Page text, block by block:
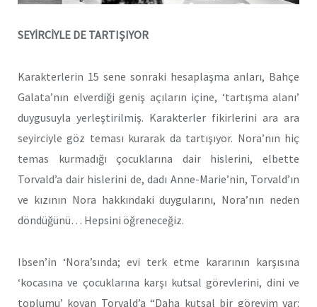
SEYİRCİYLE DE TARTIŞIYOR
Karakterlerin 15 sene sonraki hesaplaşma anları, Bahçe
Galata’nın elverdiği geniş açıların içine, ‘tartışma alanı’
duygusuyla yerleştirilmiş. Karakterler fikirlerini ara ara
seyirciyle göz teması kurarak da tartışıyor. Nora’nın hiç
temas kurmadığı çocuklarına dair hislerini, elbette
Torvald’a dair hislerini de, dadı Anne-Marie’nin, Torvald’ın
ve kızının Nora hakkındaki duygularını, Nora’nın neden
döndüğünü… Hepsini öğreneceğiz.
Ibsen’in ‘Nora’sında; evi terk etme kararının karşısına
‘kocasına ve çocuklarına karşı kutsal görevlerini, dini ve
toplumu’ koyan Torvald’a “Daha kutsal bir görevim var: